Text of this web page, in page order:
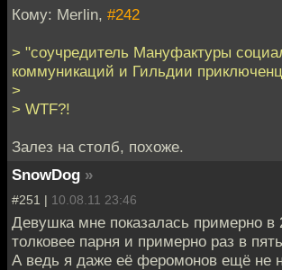
Кому: Merlin, #242
> "соучредитель Мануфактуры
коммуникаций и Гильдии
>
> WTF?!
Залез на столб, похоже.
SnowDog »
#251 | 10.08.11 23:46
Девушка мне показалась примерно в
толковее парня и примерно раз в
А ведь я даже её феромонов ещё не